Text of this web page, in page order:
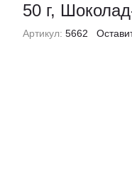
50 г,
Артикул: 5662